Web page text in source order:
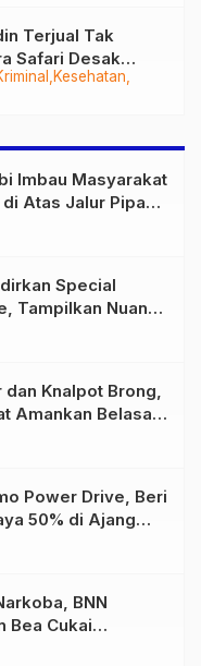
Kesehatan
Terjual Tak
Safari Desak
Imbau Masyarakat
Atas Jalur Pipa
Bersama
Special
Tampilkan Nuansa
Semakin Skena
Knalpot Brong,
Amankan Belasan
Power Drive, Beri
50% di Ajang
BNN
Bea Cukai
Pelaku beserta